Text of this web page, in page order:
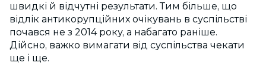
швидкі й відчутні результати. Тим більше, що
відлік антикорупційних очікувань в суспільстві
почався не з 2014 року, а набагато раніше.
Дійсно, важко вимагати від суспільства чекати
ще і ще.